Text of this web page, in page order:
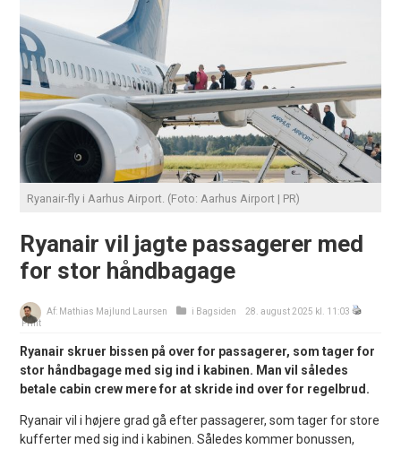
Ryanair-fly i Aarhus Airport. (Foto: Aarhus Airport | PR)
Ryanair vil jagte passagerer med
for stor håndbagage
Af: Mathias Majlund Laursen i Bagsiden
28. august 2025 kl. 11:03
Print
Ryanair skruer bissen på over for passagerer, som tager for
stor håndbagage med sig ind i kabinen. Man vil således
betale cabin crew mere for at skride ind over for regelbrud.
Ryanair vil i højere grad gå efter passagerer, som tager for store
kufferter med sig ind i kabinen. Således kommer bonussen,